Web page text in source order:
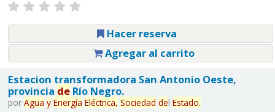
Hacer reserva
Agregar al carrito
Estacion transformadora San Antonio Oeste,
provincia deRío Negro.
por Agua y Energía Eléctrica, Sociedad del Estado.